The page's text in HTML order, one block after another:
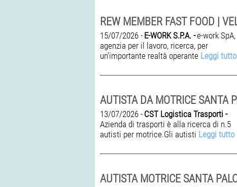
15/07/2026 - E-WORK S.P.A. -e-work SpA,
agenzia per il lavoro, ricerca, per
un'importante realtà operante Leggi tutto
13/07/2026 - CST Logistica Trasporti -
Azienda di trasporti è alla ricerca di n.5
autisti per motrice.Gli autisti Leggi tutto